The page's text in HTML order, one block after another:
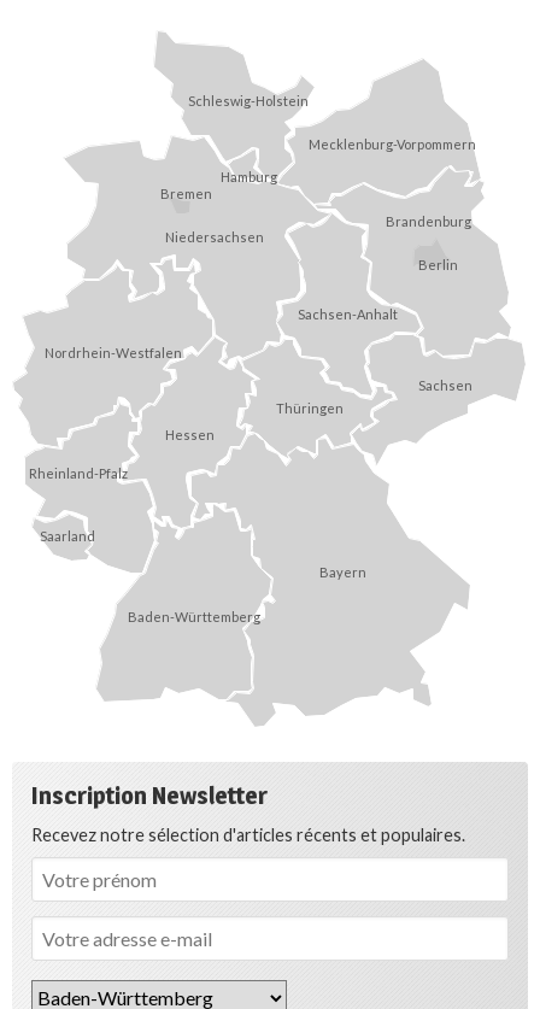
Berlin
Bremen
Hamburg
Saarland
Schleswig-Holstein
Mecklenburg-Vorpommern
Brandenburg
Niedersachsen
Sachsen-Anhalt
Sachsen
Thüringen
Hessen
Nordrhein-Westfalen
Rheinland-Pfalz
Baden-Württemberg
Bayern
Inscription Newsletter
Recevez notre sélection d'articles récents et populaires.